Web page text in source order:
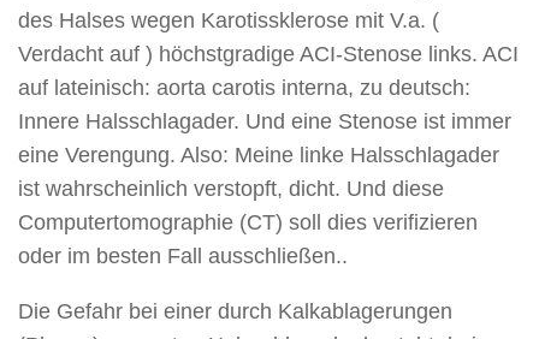
des Halses wegen Karotissklerose mit V.a. (
Verdacht auf ) höchstgradige ACI-Stenose links. ACI
auf lateinisch: aorta carotis interna, zu deutsch:
Innere Halsschlagader. Und eine Stenose ist immer
eine Verengung. Also: Meine linke Halsschlagader
ist wahrscheinlich verstopft, dicht. Und diese
Computertomographie (CT) soll dies verifizieren
oder im besten Fall ausschließen..
Die Gefahr bei einer durch Kalkablagerungen